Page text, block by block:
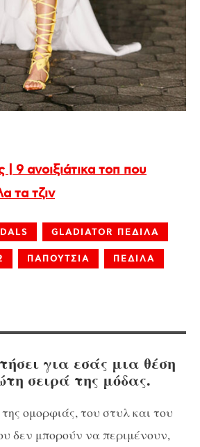
| 9 ανοιξιάτικα τοπ που
τα τζιν
GLADIATOR ΠΕΔΙΛΑ
ΠΑΠΟΥΤΣΙΑ ΠΕΔΙΛΑ
για εσάς μια θέση
σειρά της μόδας.
ομορφιάς, του στυλ και του
δεν μπορούν να περιμένουν,